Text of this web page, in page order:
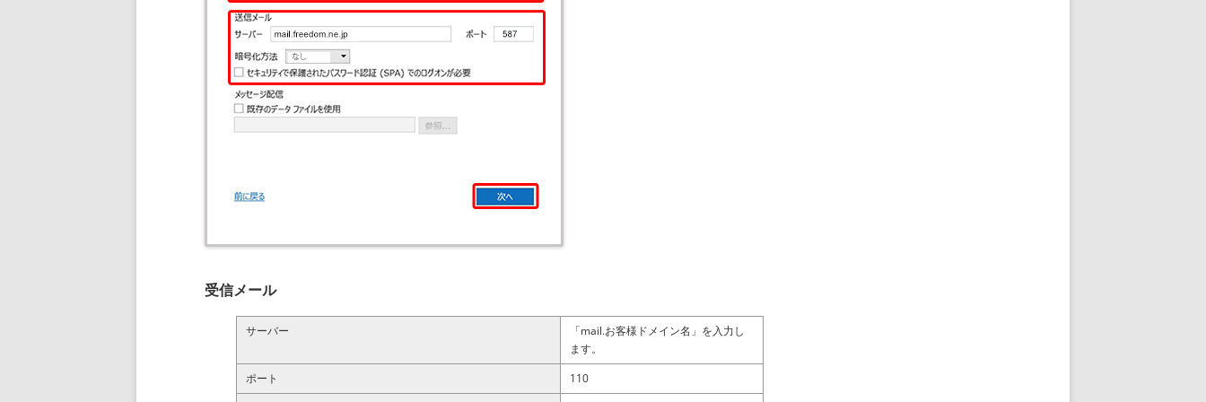
受信メール
サーバー
「mail.お客様ドメイン名」を入力し
ます。
ポート
110